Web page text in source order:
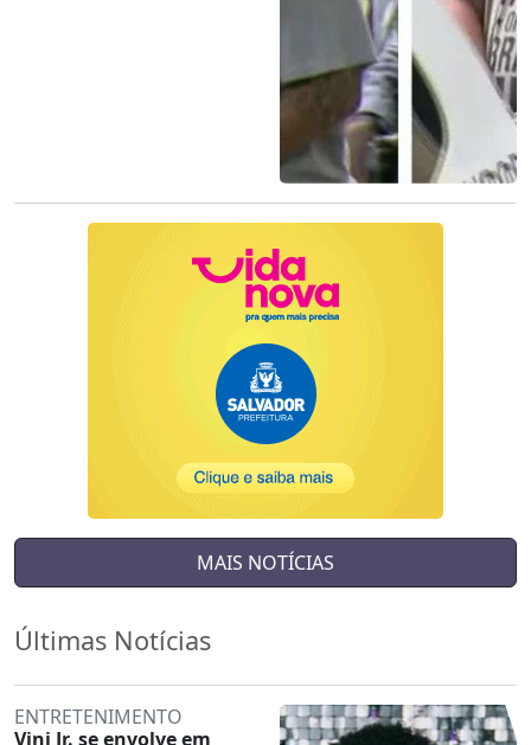
MAIS NOTÍCIAS
Últimas Notícias
ENTRETENIMENTO
Vini Jr. se envolve em